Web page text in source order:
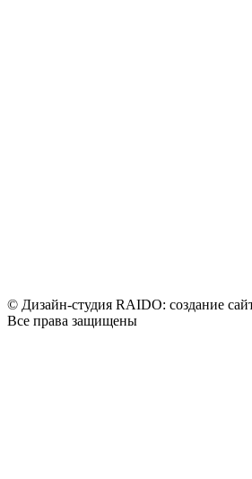
© Дизайн-студия RAIDO: создание
Все права защищены